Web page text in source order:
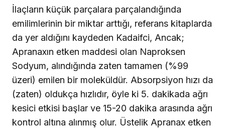
İlaçların küçük parçalara parçalandığında
emilimlerinin bir miktar arttığı, referans kitaplarda
da yer aldığını kaydeden Kadaifci, Ancak;
Apranaxın etken maddesi olan Naproksen
Sodyum, alındığında zaten tamamen (%99
üzeri) emilen bir moleküldür. Absorpsiyon hızı da
(zaten) oldukça hızlıdır, öyle ki 5. dakikada ağrı
kesici etkisi başlar ve 15-20 dakika arasında ağrı
kontrol altına alınmış olur. Üstelik Apranax etken